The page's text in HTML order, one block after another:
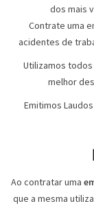
dos mais
Contrate uma
acidentes de
Utilizamos
melhor
Emitimos
Ao contratar uma
que a mesma